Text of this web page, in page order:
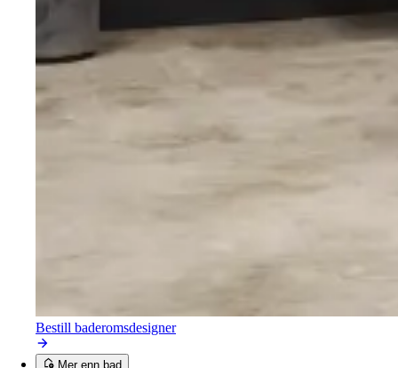
Bestill baderomsdesigner
Mer enn bad